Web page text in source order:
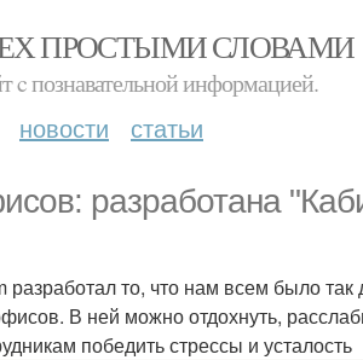
ПРОСТЫМИ СЛОВАМИ
c познавательной информацией.
новости статьи
разработана
разработал то, что нам всем было
В ней можно отдохнуть,
победить стрессы и усталость